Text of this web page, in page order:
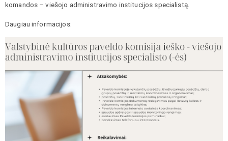
komandos – viešojo administravimo institucijos specialistą.
Daugiau informacijos: